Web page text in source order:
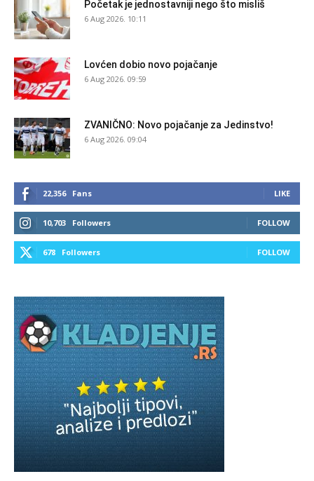
Početak je jednostavniji nego što misliš
6 Aug 2026. 10:11
Lovćen dobio novo pojačanje
6 Aug 2026. 09:59
ZVANIČNO: Novo pojačanje za Jedinstvo!
6 Aug 2026. 09:04
22,356 Fans LIKE
10,703 Followers FOLLOW
678 Followers FOLLOW